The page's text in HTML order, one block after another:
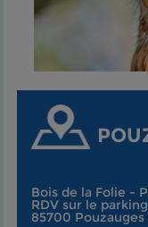
Bois de la Folie -
RDV sur le parking
85700 Pouzauges